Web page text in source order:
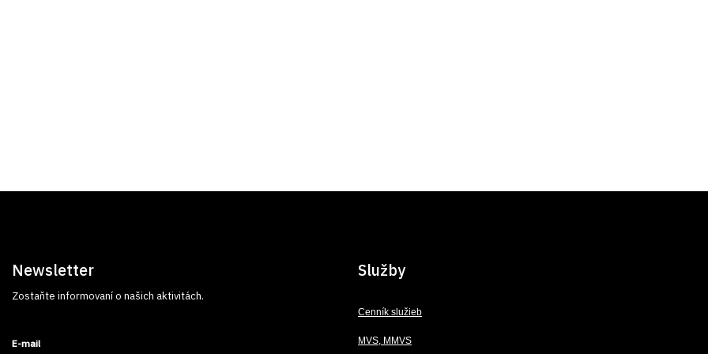
Newsletter
Zostaňte informovaní o našich aktivitách.
E-mail
Služby
Cenník služieb
MVS, MMVS